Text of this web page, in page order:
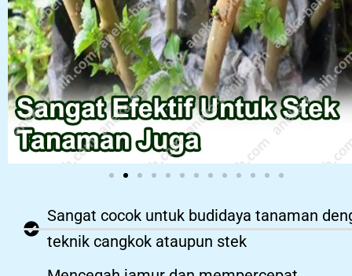
Sangat cocok untuk budidaya tanaman
teknik cangkok ataupun stek